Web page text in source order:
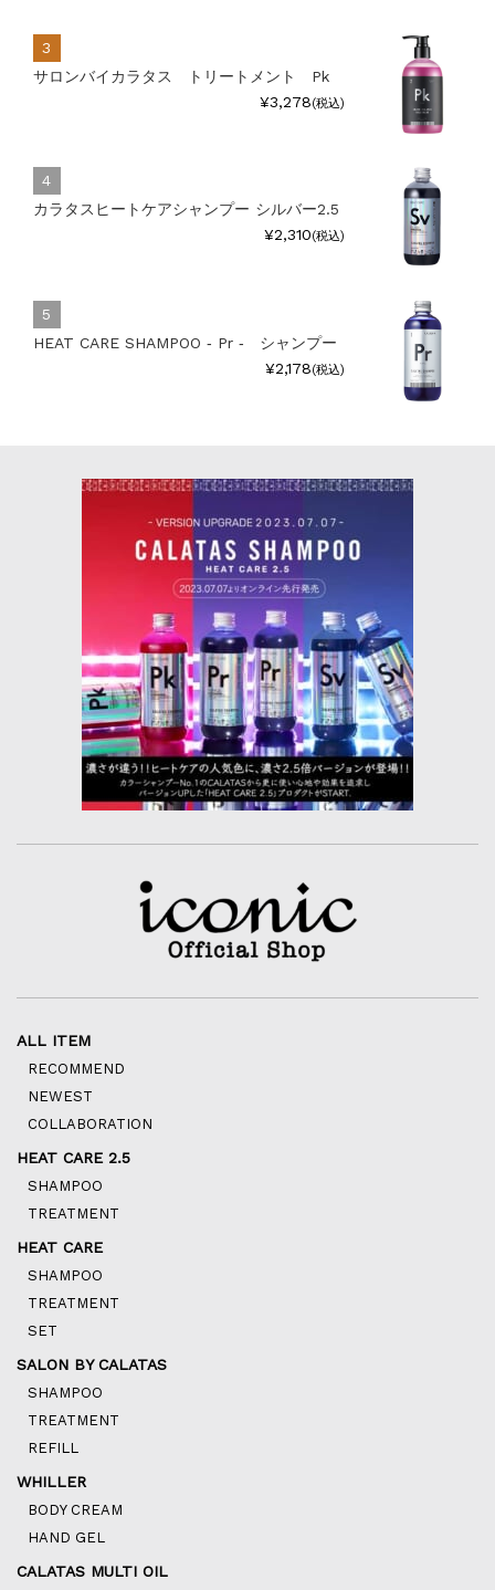
サロンバイカラタス トリートメント Pk
¥3,278(税込)
カラタスヒートケアシャンプー シルバー2.5
¥2,310(税込)
HEAT CARE SHAMPOO ‐ Pr ‐ シャンプー
¥2,178(税込)
ALL ITEM
RECOMMEND
NEWEST
COLLABORATION
HEAT CARE 2.5
SHAMPOO
TREATMENT
HEAT CARE
SHAMPOO
TREATMENT
SET
SALON BY CALATAS
SHAMPOO
TREATMENT
REFILL
WHILLER
BODY CREAM
HAND GEL
CALATAS MULTI OIL